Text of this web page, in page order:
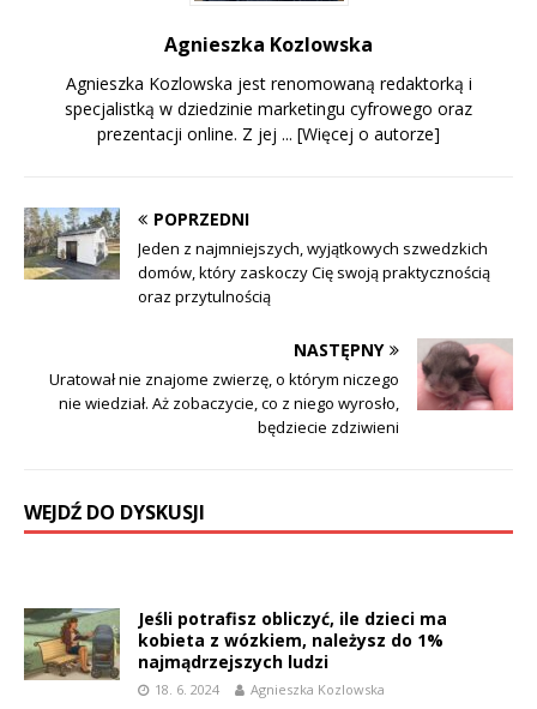
Agnieszka Kozlowska
Agnieszka Kozlowska jest renomowaną redaktorką i
specjalistką w dziedzinie marketingu cyfrowego oraz
prezentacji online. Z jej ... [Więcej o autorze]
POPRZEDNI
Jeden z najmniejszych, wyjątkowych szwedzkich
domów, który zaskoczy Cię swoją praktycznością
oraz przytulnością
NASTĘPNY
Uratował nie znajome zwierzę, o którym niczego
nie wiedział. Aż zobaczycie, co z niego wyrosło,
będziecie zdziwieni
WEJDŹ DO DYSKUSJI
Jeśli potrafisz obliczyć, ile dzieci ma
kobieta z wózkiem, należysz do 1%
najmądrzejszych ludzi
18. 6. 2024 Agnieszka Kozlowska